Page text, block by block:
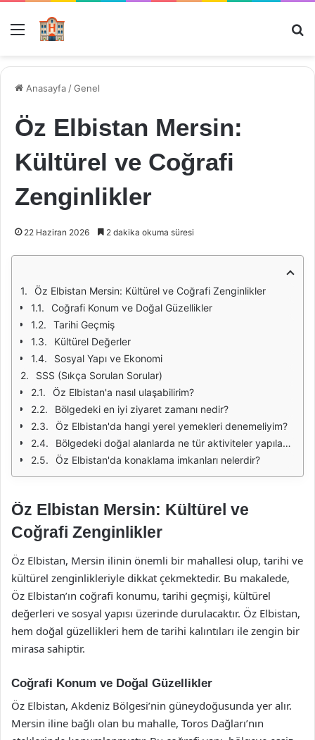
Menü
Anasayfa /Genel
Öz Elbistan Mersin:
Kültürel ve Coğrafi
Zenginlikler
22 Haziran 2026 2 dakika okuma süresi
Öz Elbistan Mersin: Kültürel ve Coğrafi Zenginlikler
Coğrafi Konum ve Doğal Güzellikler
Tarihi Geçmiş
Kültürel Değerler
Sosyal Yapı ve Ekonomi
SSS (Sıkça Sorulan Sorular)
Öz Elbistan'a nasıl ulaşabilirim?
Bölgedeki en iyi ziyaret zamanı nedir?
Öz Elbistan'da hangi yerel yemekleri denemeliyim?
Bölgedeki doğal alanlarda ne tür aktiviteler yapılabilir?
Öz Elbistan'da konaklama imkanları nelerdir?
Öz Elbistan Mersin: Kültürel ve
Coğrafi Zenginlikler
Öz Elbistan, Mersin ilinin önemli bir mahallesi olup, tarihi ve
kültürel zenginlikleriyle dikkat çekmektedir. Bu makalede,
Öz Elbistan’ın coğrafi konumu, tarihi geçmişi, kültürel
değerleri ve sosyal yapısı üzerinde durulacaktır. Öz Elbistan,
hem doğal güzellikleri hem de tarihi kalıntıları ile zengin bir
mirasa sahiptir.
Coğrafi Konum ve Doğal Güzellikler
Öz Elbistan, Akdeniz Bölgesi’nin güneydoğusunda yer alır.
Mersin iline bağlı olan bu mahalle, Toros Dağları’nın